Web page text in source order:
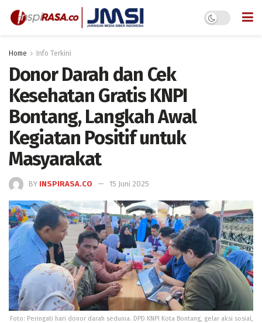
Home Info Terkini
Donor Darah dan Cek
Kesehatan Gratis KNPI
Bontang, Langkah Awal
Kegiatan Positif untuk
Masyarakat
BY INSPIRASA.CO 15 Juni 2025
Foto: Peringati hari donor darah sedunia. DPD KNPI Kota Bontang, gelar aksi sosial,